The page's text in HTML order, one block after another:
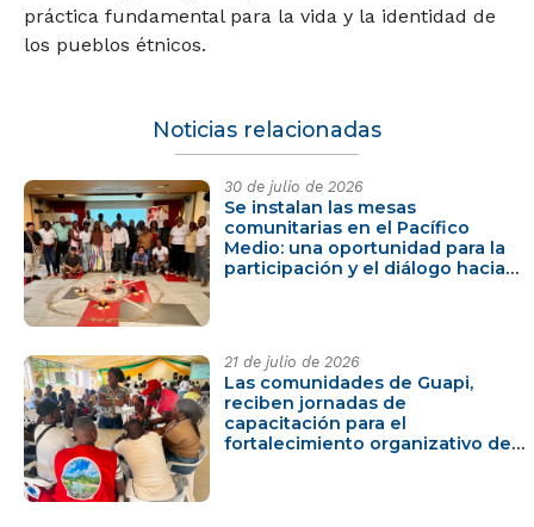
práctica fundamental para la vida y la identidad de
los pueblos étnicos.
Noticias relacionadas
30 de julio de 2026
Se instalan las mesas
comunitarias en el Pacífico
Medio: una oportunidad para la
participación y el diálogo hacia
21 de julio de 2026
Las comunidades de Guapi,
reciben jornadas de
capacitación para el
fortalecimiento organizativo de